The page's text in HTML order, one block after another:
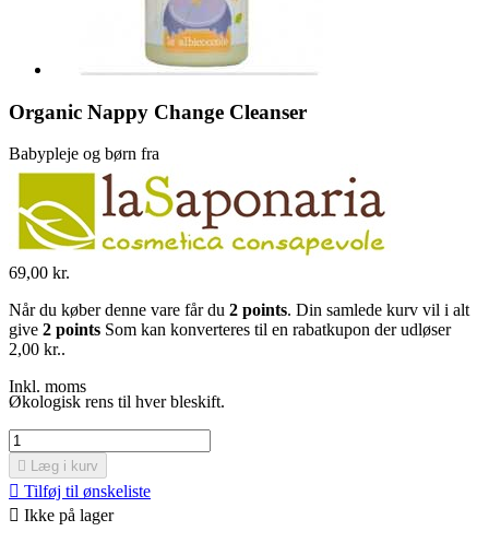
Organic Nappy Change Cleanser
Babypleje og børn fra
69,00 kr.
Når du køber denne vare får du 2 points. Din samlede kurv vil i alt
give 2 points Som kan konverteres til en rabatkupon der udløser
2,00 kr..
Inkl. moms
Økologisk rens til hver bleskift.
 Læg i kurv
 Tilføj til ønskeliste
 Ikke på lager